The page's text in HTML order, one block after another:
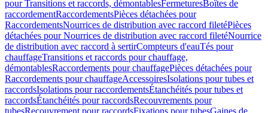
pour Transitions et raccords, démontablesFermeturesBoîtes de
raccordementRaccordementsPièces détachées pour
RaccordementsNourrices de distribution avec raccord filetéPièces
détachées pour Nourrices de distribution avec raccord filetéNourrice
de distribution avec raccord à sertirCompteurs d'eauTés pour
chauffageTransitions et raccords pour chauffage,
démontablesRaccordements pour chauffagePièces détachées pour
Raccordements pour chauffageAccessoiresIsolations pour tubes et
raccordsIsolations pour raccordementsÉtanchéités pour tubes et
raccordsÉtanchéités pour raccordsRecouvrements pour
tubesRecouvrement pour raccordsFixations pour tubesGaines de